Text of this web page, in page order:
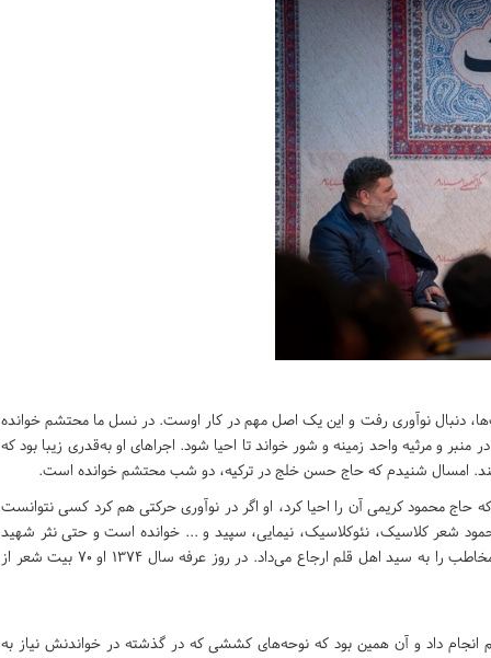
دنبال نوآوری رفت و این یک اصل مهم در کار اوست. در نسل ما محتشم خوانده
و مرثیه واحد زمینه و شور خواند تا احیا شود. اجراهای او به‌قدری زیبا بود که
امسال شنیدم که حاج حسن خلج در ترکیه، دو شب محتشم خوانده است.
محمود کریمی آن را احیا کرد، او اگر در نوآوری حرکتی هم کرد کسی نتوانست
شعر کلاسیک، نئوکلاسیک، نیمایی، سپید و ... خوانده است و حتی نثر شهید
آوینی را هم در نوحه خواند که یک تعلیم و تربیت بود و مخاطب را به سید اهل قلم ارجاع می‌داد. در روز عرفه سال ۱۳۷۴ او ۷۰ بیت شعر از
انجام داد و آن همین بود که نوحه‌های کششی که در گذشته در خواندنش نیاز به